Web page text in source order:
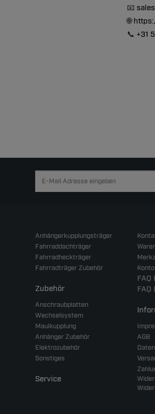
📧
🌐
📞 +31
Anhängerkupplungsträger
Fahrraddachträger
Fahrradheckträger
Fahrradträger Zubehör
Zubehör
Anschraubplatten
Wechselsystem
Maulkupplung
Anhänger Zubehör
Elektrozubehör
Sonstiges
Service
Konto
FAQ
AGB